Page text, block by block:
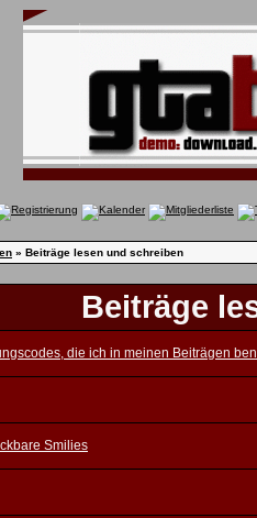
» Beiträge lesen und schreiben
Beiträge
die ich in meinen Beiträgen
Smilies